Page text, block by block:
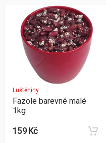
Luštěniny
Fazole barevné malé
1kg
159 Kč